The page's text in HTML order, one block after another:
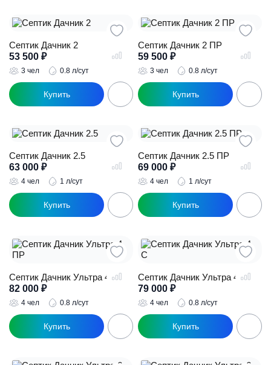
Септик Дачник 2
53 500 ₽
3 чел 0.8 л/сут
Септик Дачник 2 ПР
59 500 ₽
3 чел 0.8 л/сут
Септик Дачник 2.5
63 000 ₽
4 чел 1 л/сут
Септик Дачник 2.5 ПР
69 000 ₽
4 чел 1 л/сут
Септик Дачник Ультра 4 ПР
82 000 ₽
4 чел 0.8 л/сут
Септик Дачник Ультра 4 С
79 000 ₽
4 чел 0.8 л/сут